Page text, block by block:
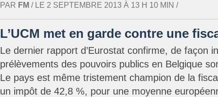
PAR FM / LE 2 SEPTEMBRE 2013 À 13 H 10 MIN /
L’UCM met en garde contre une
Le dernier rapport d’Eurostat confirme, de façon
prélèvements des pouvoirs publics en Belgique
Le pays est même tristement champion de la
un impôt de 42,8 %, pour une moyenne